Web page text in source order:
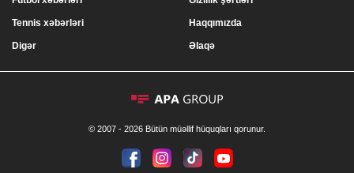
Tennis xəbərləri
Digər
Haqqımızda
Əlaqə
© 2007 - 2026 Bütün müəllif hüquqları qorunur.